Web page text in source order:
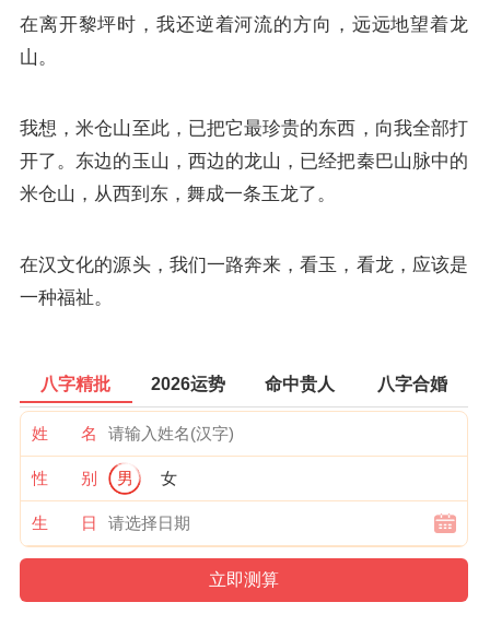
在离开黎坪时，我还逆着河流的方向，远远地望着龙
山。
我想，米仓山至此，已把它最珍贵的东西，向我全部打
开了。东边的玉山，西边的龙山，已经把秦巴山脉中的
米仓山，从西到东，舞成一条玉龙了。
在汉文化的源头，我们一路奔来，看玉，看龙，应该是
一种福祉。
八字精批 2026运势 命中贵人 八字合婚
姓 名
性 别 男 女
生 日